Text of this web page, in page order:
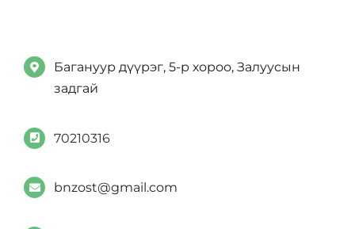
Багануур дүүрэг, 5-р хороо, Залуусын
задгай
70210316
bnzost@gmail.com